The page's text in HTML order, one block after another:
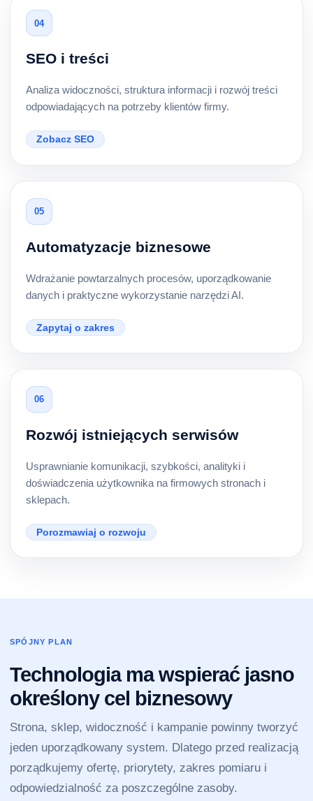
04
SEO i treści
Analiza widoczności, struktura informacji i rozwój treści
odpowiadających na potrzeby klientów firmy.
Zobacz SEO
05
Automatyzacje biznesowe
Wdrażanie powtarzalnych procesów, uporządkowanie
danych i praktyczne wykorzystanie narzędzi AI.
Zapytaj o zakres
06
Rozwój istniejących serwisów
Usprawnianie komunikacji, szybkości, analityki i
doświadczenia użytkownika na firmowych stronach i
sklepach.
Porozmawiaj o rozwoju
SPÓJNY PLAN
Technologia ma wspierać jasno
określony cel biznesowy
Strona, sklep, widoczność i kampanie powinny tworzyć
jeden uporządkowany system. Dlatego przed realizacją
porządkujemy ofertę, priorytety, zakres pomiaru i
odpowiedzialność za poszczególne zasoby.